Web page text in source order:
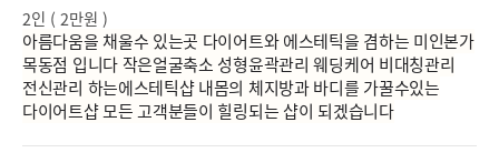
2인 ( 2만원 )
아름다움을 채울수 있는곳 다이어트와 에스테틱을 겸하는 미인본가
목동점 입니다 작은얼굴축소 성형윤곽관리 웨딩케어 비대칭관리
전신관리 하는에스테틱샵 내몸의 체지방과 바디를 가꿀수있는
다이어트샵 모든 고객분들이 힐링되는 샵이 되겠습니다